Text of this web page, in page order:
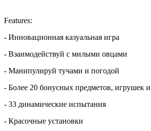
Features:
- Инновационная казуальная игра
- Взаимодействуй с милыми овцами
- Манипулируй тучами и погодой
- Более 20 бонусных предметов, игрушек
- 33 динамические испытания
- Красочные установки